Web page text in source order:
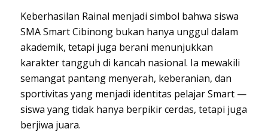
Keberhasilan Rainal menjadi simbol bahwa siswa
SMA Smart Cibinong bukan hanya unggul dalam
akademik, tetapi juga berani menunjukkan
karakter tangguh di kancah nasional. Ia mewakili
semangat pantang menyerah, keberanian, dan
sportivitas yang menjadi identitas pelajar Smart —
siswa yang tidak hanya berpikir cerdas, tetapi juga
berjiwa juara.